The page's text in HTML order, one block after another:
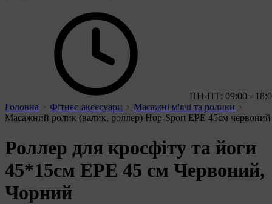
ПН-ПТ: 09:00 -
Головна
Фітнес-аксесуари
Масажні м'ячі та ролики
Масажний ролик (валик, роллер) Hop-Sport EPE 45см червоний
Роллер для кросфіту та йоги
45*15см EPE 45 см Червоний,
Чорний